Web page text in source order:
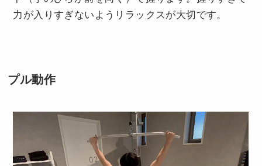
力が入りすぎないようリラックスが大切です。
プル動作